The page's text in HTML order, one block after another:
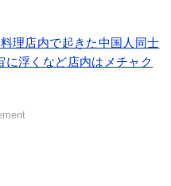
理店内で起きた中国人同士
浮くなど店内はメチャク